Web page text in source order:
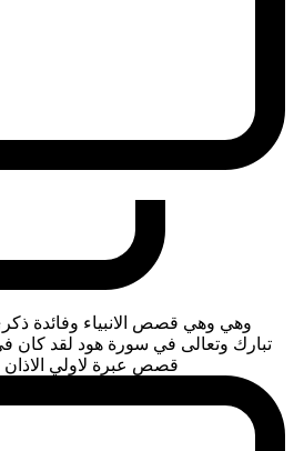
وهي وهي قصص الانبياء وفائدة
تبارك وتعالى في سورة هود لقد
قصص عبرة لاولي الاذان